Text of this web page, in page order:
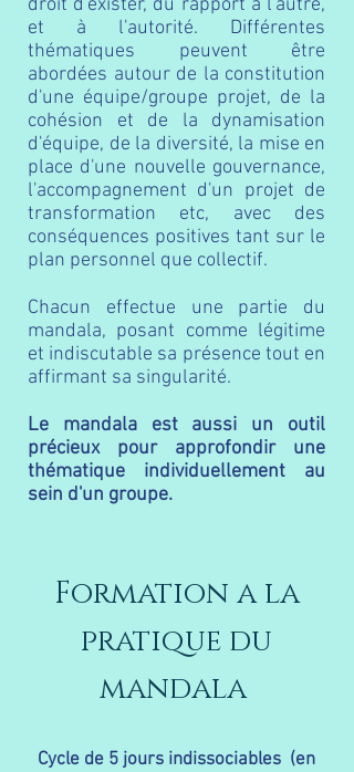
droit d'exister, du rapport à l'autre,
et à l'autorité. Différentes
thématiques peuvent être
abordées autour de la constitution
d'une équipe/groupe projet, de la
cohésion et de la dynamisation
d'équipe, de la diversité, la mise en
place d'une nouvelle gouvernance,
l'accompagnement d'un projet de
transformation etc, avec des
conséquences positives tant sur le
plan personnel que collectif.
Chacun effectue une partie du
mandala, posant comme légitime
et indiscutable sa présence tout en
affirmant sa singularité.
Le mandala est aussi un outil
précieux pour approfondir une
thématique individuellement au
sein d'un groupe.
Formation a la
pratique du
mandala
Cycle de 5 jours indissociables (en